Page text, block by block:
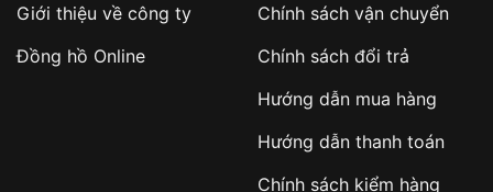
hàng
Số tiền còn lại thanh toán khi nhận hàng hoặc
✔️ Đảm bảo xử lý đơn hàng nhanh chóng
✔️ Hạn chế tình trạng hủy đơn không mong
Giới thiệu về công ty
Đồng hồ Online
Chính sách vận chuyển
Chính sách đổi trả
Hướng dẫn mua hàng
Hướng dẫn thanh toán
Chính sách kiểm hàng